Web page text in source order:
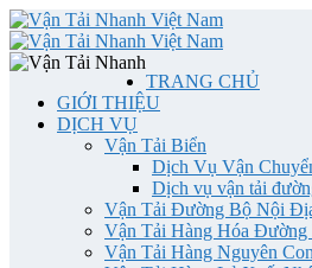
TRANG CHỦ
GIỚI THIỆU
DỊCH VỤ
Vận Tải Biển
Dịch Vụ Vận
Dịch vụ vận tải
Vận Tải Đường Bộ Nội
Vận Tải Hàng Hóa Đường
Vận Tải Hàng Nguyên